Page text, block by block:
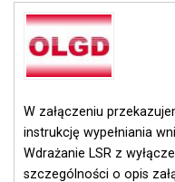
W załączeniu
instrukcję wypełniania
Wdrażanie LSR z
szczególności o opis